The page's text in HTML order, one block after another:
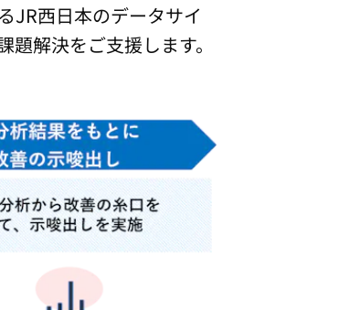
JR西日本のデータサイ
解決をご支援します。